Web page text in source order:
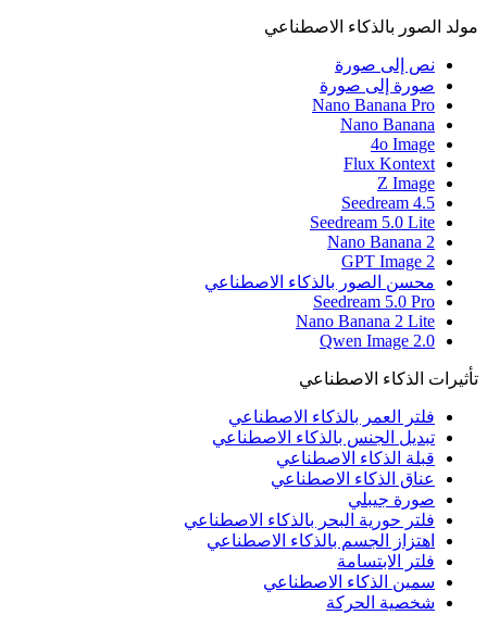
مولد الصور بالذكاء الاصطناعي
نص إلى صورة
صورة إلى صورة
Nano Banana Pro
Nano Banana
4o Image
Flux Kontext
Z Image
Seedream 4.5
Seedream 5.0 Lite
Nano Banana 2
GPT Image 2
محسن الصور بالذكاء الاصطناعي
Seedream 5.0 Pro
Nano Banana 2 Lite
Qwen Image 2.0
تأثيرات الذكاء الاصطناعي
فلتر العمر بالذكاء الاصطناعي
تبديل الجنس بالذكاء الاصطناعي
قبلة الذكاء الاصطناعي
عناق الذكاء الاصطناعي
صورة جيبلي
فلتر حورية البحر بالذكاء الاصطناعي
اهتزاز الجسم بالذكاء الاصطناعي
فلتر الابتسامة
سمين الذكاء الاصطناعي
شخصية الحركة